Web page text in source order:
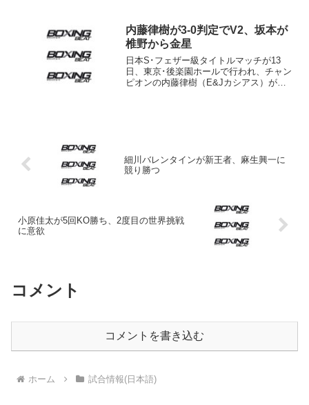
０判定勝ち。昨年10月、ＷＢＡ同級王座
を失っ...
内藤律樹が3-0判定でV2、坂本が
椎野から金星
日本S･フェザー級タイトルマッチが13
日、東京･後楽園ホールで行われ、チャン
ピオンの内藤律樹（E&Jカシアス）が挑
細川バレンタインが新王者、麻生興一に
競り勝つ
小原佳太が5回KO勝ち、2度目の世界挑戦
に意欲
コメント
コメントを書き込む
ホーム 試合情報(日本語)